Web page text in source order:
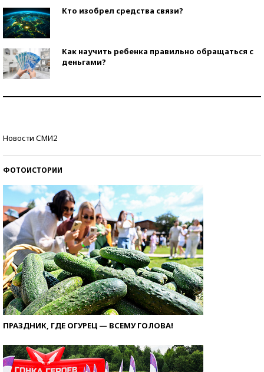
Кто изобрел средства связи?
Как научить ребенка правильно обращаться с
деньгами?
Новости СМИ2
ФОТОИСТОРИИ
ПРАЗДНИК, ГДЕ ОГУРЕЦ — ВСЕМУ ГОЛОВА!